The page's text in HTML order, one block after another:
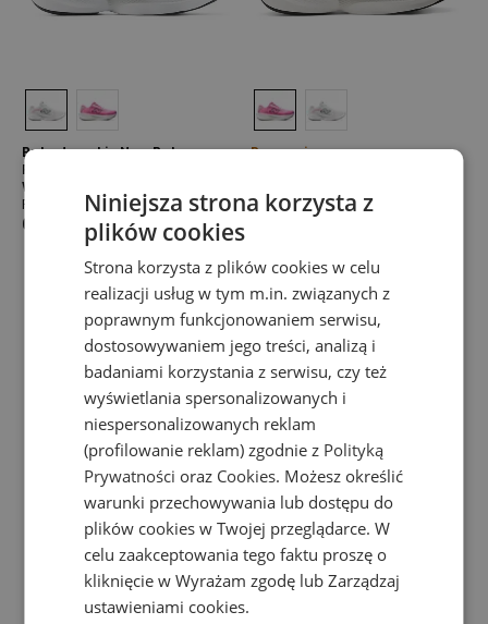
Buty damskie New Balance
Fresh Foam Ellipse v1 Breathe
WELPS7UG – białe
Fresh Foam x Ellipse
649,99 zł
Promocja
WELPS54J – różowe
Fresh Foam x Ellipse
-31 %
Niniejsza strona korzysta z
plików cookies
Strona korzysta z plików cookies w celu
realizacji usług w tym m.in. związanych z
poprawnym funkcjonowaniem serwisu,
dostosowywaniem jego treści, analizą i
badaniami korzystania z serwisu, czy też
wyświetlania spersonalizowanych i
niespersonalizowanych reklam
(profilowanie reklam) zgodnie z Polityką
Prywatności oraz Cookies. Możesz określić
warunki przechowywania lub dostępu do
plików cookies w Twojej przeglądarce. W
celu zaakceptowania tego faktu proszę o
kliknięcie w Wyrażam zgodę lub Zarządzaj
ustawieniami cookies.